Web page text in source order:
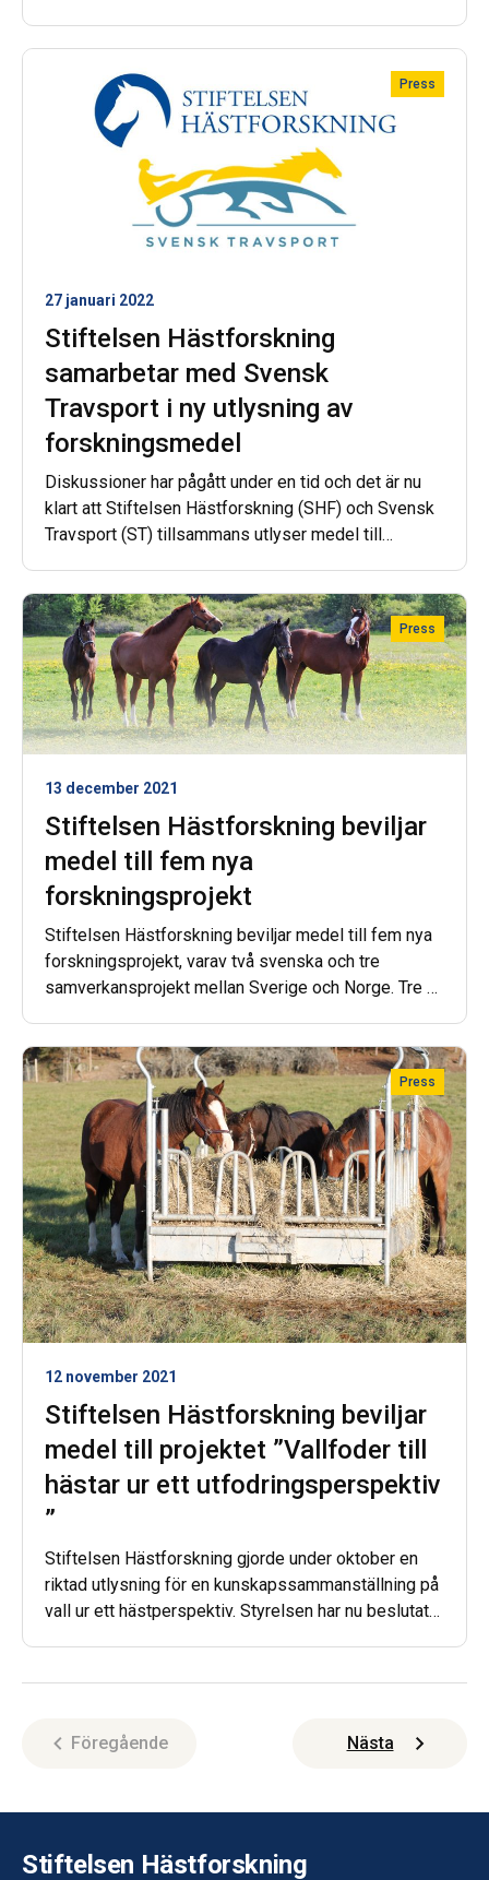
18 november, som även i år genomfördes digitalt.
Press
27 januari 2022
Stiftelsen Hästforskning
samarbetar med Svensk
Travsport i ny utlysning av
forskningsmedel
Diskussioner har pågått under en tid och det är nu
klart att Stiftelsen Hästforskning (SHF) och Svensk
Travsport (ST) tillsammans utlyser medel till
Press
13 december 2021
Stiftelsen Hästforskning beviljar
medel till fem nya
forskningsprojekt
Stiftelsen Hästforskning beviljar medel till fem nya
forskningsprojekt, varav två svenska och tre
samverkansprojekt mellan Sverige och Norge. Tre av
inom området samhällsvetenskap och humaniora.
Press
12 november 2021
Stiftelsen Hästforskning beviljar
medel till projektet ”Vallfoder till
hästar ur ett utfodringsperspektiv
”
Stiftelsen Hästforskning gjorde under oktober en
riktad utlysning för en kunskapssammanställning på
vall ur ett hästperspektiv. Styrelsen har nu beslutat
som samordnas med motsvarande projekt hos
Föregående
Nästa
Stiftelsen Hästforskning